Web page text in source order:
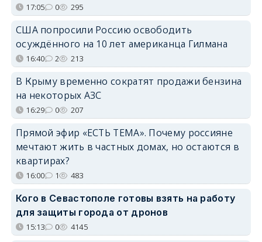
17:05 0 295
США попросили Россию освободить
осуждённого на 10 лет американца Гилмана
16:40 2 213
В Крыму временно сократят продажи бензина
на некоторых АЗС
16:29 0 207
Прямой эфир «ЕСТЬ ТЕМА». Почему россияне
мечтают жить в частных домах, но остаются в
квартирах?
16:00 1 483
Кого в Севастополе готовы взять на работу
для защиты города от дронов
15:13 0 4145